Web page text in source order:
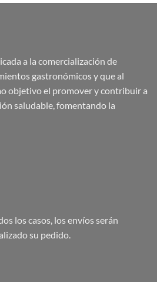
a la comercialización de
gastronómicos y que al
objetivo el promover y contribuir a
saludable, fomentando la
los casos, los envíos serán
su pedido.